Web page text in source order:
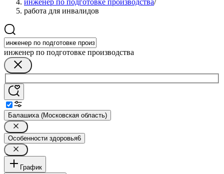
инженер по подготовке производства/
работа для инвалидов
инженер по подготовке производства
Балашиха (Московская область)
Особенности здоровья6
График